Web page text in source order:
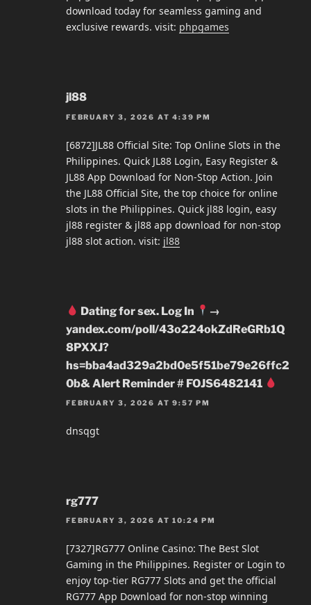
download today for seamless gaming and
exclusive rewards. visit: phpgames
jl88
FEBRUARY 3, 2026 AT 4:39 PM
[6872]JL88 Official Site: Top Online Slots in the
Philippines. Quick JL88 Login, Easy Register &
JL88 App Download for Non-Stop Action. Join
the JL88 Official Site, the top choice for online
slots in the Philippines. Quick jl88 login, easy
jl88 register & jl88 app download for non-stop
jl88 slot action. visit: jl88
Dating for sex. Log In
→
yandex.com/poll/43o224okZdReGRb1Q
8PXXJ?
hs=bba4ad329a2bd0e5f51be79e26ffc2
0b& Alert Reminder # FOJS6482141
FEBRUARY 3, 2026 AT 9:57 PM
dnsqgt
rg777
FEBRUARY 3, 2026 AT 10:24 PM
[7327]RG777 Online Casino: The Best Slot
Gaming in the Philippines. Register or Login to
enjoy top-tier RG777 Slots and get the official
RG777 App Download for non-stop winning